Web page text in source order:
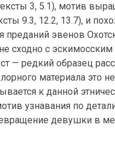
3, 5.1), мотив
9.3, 12.2, 13.7), и
эвенов
сходно с
— редкий образец
материала это
к данной
узнавания по
девушки в